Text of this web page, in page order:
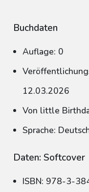
Buchdaten
Auflage: 0
12.03.2026
Von little
Sprache:
Daten: Softcover
ISBN: 978-3-